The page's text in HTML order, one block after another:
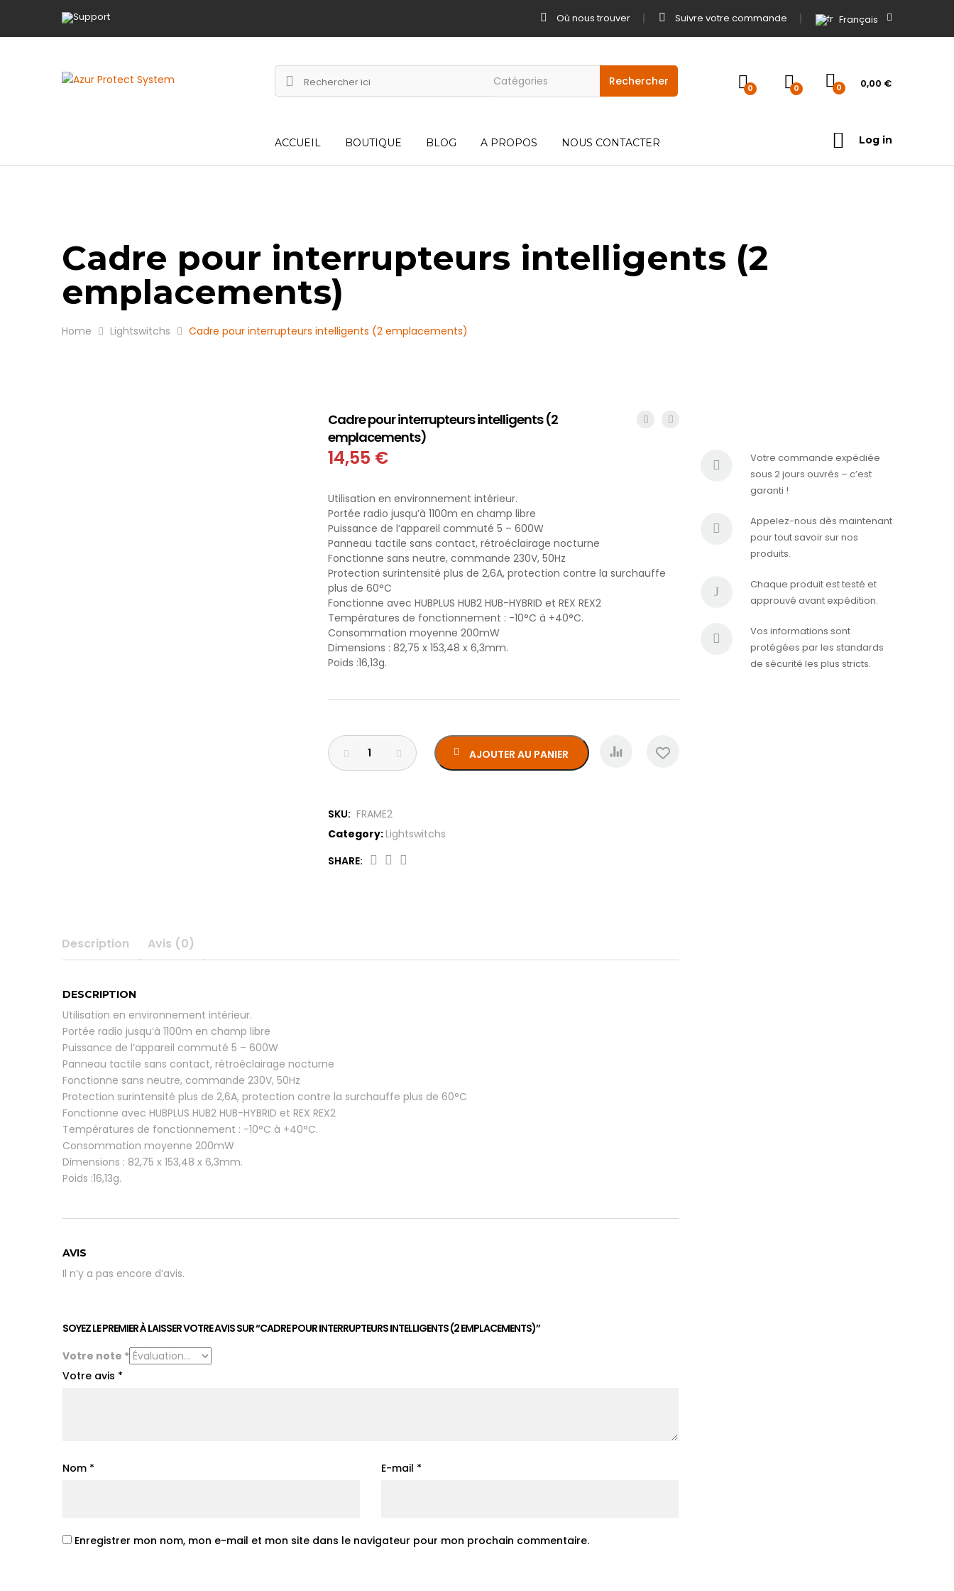
Français
Suivre votre commande
Où nous trouver
0 0,00 €
0
0
ACCUEIL BOUTIQUE BLOG A PROPOS NOUS CONTACTER Log in
Cadre pour interrupteurs intelligents (2
emplacements)
Home Lightswitchs Cadre pour interrupteurs intelligents (2 emplacements)
Cadre pour interrupteurs intelligents (2
emplacements)
14,55 €
Utilisation en environnement intérieur.
Portée radio jusqu’à 1100m en champ libre
Puissance de l’appareil commuté 5 – 600W
Panneau tactile sans contact, rétroéclairage nocturne
Fonctionne sans neutre, commande 230V, 50Hz
Protection surintensité plus de 2,6A, protection contre la surchauffe
plus de 60°C
Fonctionne avec HUBPLUS HUB2 HUB-HYBRID et REX REX2
Températures de fonctionnement : -10°C à +40°C.
Consommation moyenne 200mW
Dimensions : 82,75 x 153,48 x 6,3mm.
Poids :16,13g.
emplacements)
AJOUTER AU PANIER
SKU: FRAME2
Category:Lightswitchs
SHARE:
Description Avis (0)
DESCRIPTION
Utilisation en environnement intérieur.
Portée radio jusqu’à 1100m en champ libre
Puissance de l’appareil commuté 5 – 600W
Panneau tactile sans contact, rétroéclairage nocturne
Fonctionne sans neutre, commande 230V, 50Hz
Protection surintensité plus de 2,6A, protection contre la surchauffe plus de 60°C
Fonctionne avec HUBPLUS HUB2 HUB-HYBRID et REX REX2
Températures de fonctionnement : -10°C à +40°C.
Consommation moyenne 200mW
Dimensions : 82,75 x 153,48 x 6,3mm.
Poids :16,13g.
AVIS
Il n’y a pas encore d’avis.
SOYEZ LE PREMIER À LAISSER VOTRE AVIS SUR “CADRE POUR INTERRUPTEURS INTELLIGENTS (2 EMPLACEMENTS)”
Votre note *
Votre avis *
Nom * E-mail *
Enregistrer mon nom, mon e-mail et mon site dans le navigateur pour mon prochain commentaire.
Votre commande expédiée
sous 2 jours ouvrés – c’est
garanti !
Appelez-nous dès maintenant
pour tout savoir sur nos
produits.
Chaque produit est testé et
approuvé avant expédition.
Vos informations sont
protégées par les standards
de sécurité les plus stricts.